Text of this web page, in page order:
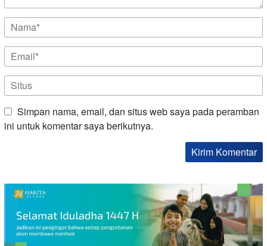
Simpan nama, email, dan situs web saya pada peramban
ini untuk komentar saya berikutnya.